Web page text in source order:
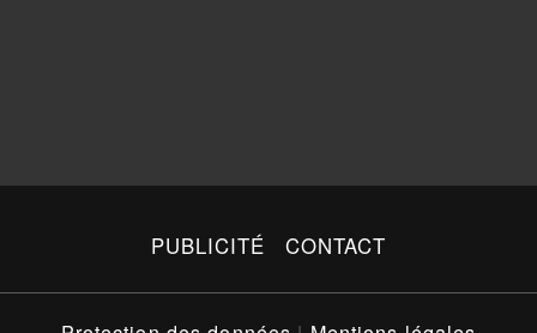
PUBLICITÉ CONTACT